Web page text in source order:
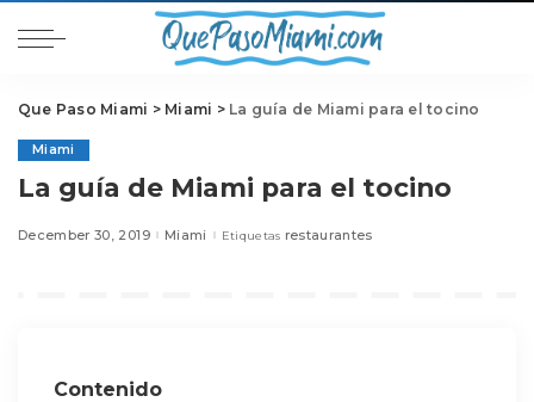
Que Paso Miami > Miami > La guía de Miami para el tocino
Miami
La guía de Miami para el tocino
December 30, 2019 Miami Etiquetas restaurantes
Contenido